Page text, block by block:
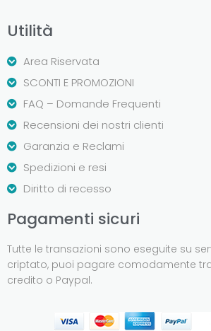
Utilità
Area Riservata
SCONTI E PROMOZIONI
FAQ – Domande Frequenti
Recensioni dei nostri clienti
Garanzia e Reclami
Spedizioni e resi
Diritto di recesso
Pagamenti sicuri
Tutte le transazioni sono eseguite su
criptato, puoi pagare comodamente
credito o Paypal.